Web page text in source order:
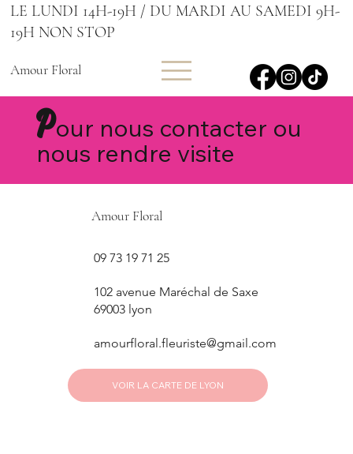
LE LUNDI 14H-19H / DU MARDI AU SAMEDI 9H-
19H NON STOP
Amour Floral
Pour nous contacter ou
nous rendre visite
Amour Floral
09 73 19 71 25
102 avenue Maréchal de Saxe
69003 lyon
VOIR LA CARTE DE LYON
amourfloral.fleuriste@gmail.com